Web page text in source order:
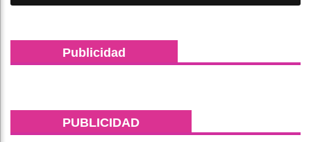
Publicidad
PUBLICIDAD